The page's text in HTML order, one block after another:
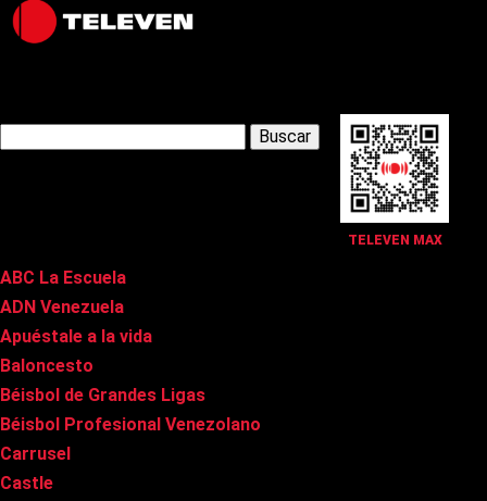
TELEVEN MAX
Latest Posts
ABC La Escuela
ADN Venezuela
Apuéstale a la vida
Baloncesto
Béisbol de Grandes Ligas
Béisbol Profesional Venezolano
Carrusel
Castle